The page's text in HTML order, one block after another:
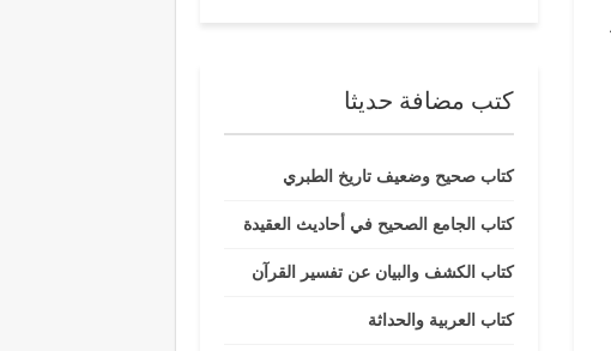
كتب مضافة حديثا
كتاب صحيح وضعيف تاريخ الطبري
كتاب الجامع الصحيح في أحاديث العقيدة
كتاب الكشف والبيان عن تفسير القرآن
كتاب العربية والحداثة